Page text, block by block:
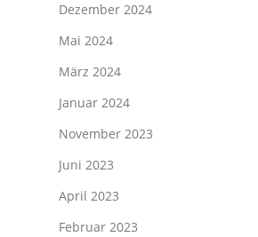
Dezember 2024
Mai 2024
März 2024
Januar 2024
November 2023
Juni 2023
April 2023
Februar 2023